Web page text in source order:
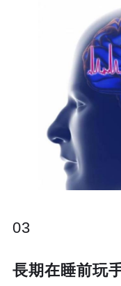
03
長期在睡前玩